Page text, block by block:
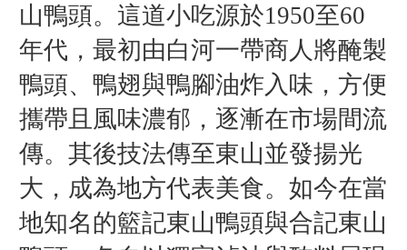
山鴨頭。這道小吃源於1950至60
年代，最初由白河一帶商人將醃製
鴨頭、鴨翅與鴨腳油炸入味，方便
攜帶且風味濃郁，逐漸在市場間流
傳。其後技法傳至東山並發揚光
大，成為地方代表美食。如今在當
地知名的籃記東山鴨頭與合記東山